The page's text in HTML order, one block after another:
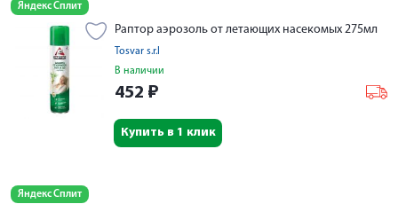
Яндекс Сплит
Раптор аэрозоль от летающих насекомых 275мл
Tosvar s.r.l
В наличии
452 ₽
Купить в 1 клик
Яндекс Сплит